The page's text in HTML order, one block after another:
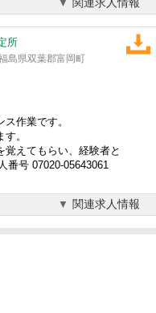
所
島県双葉郡富岡町
作業です。
。
覚えてもらい、経験者と
番号 07020-05643061
関連求人情報